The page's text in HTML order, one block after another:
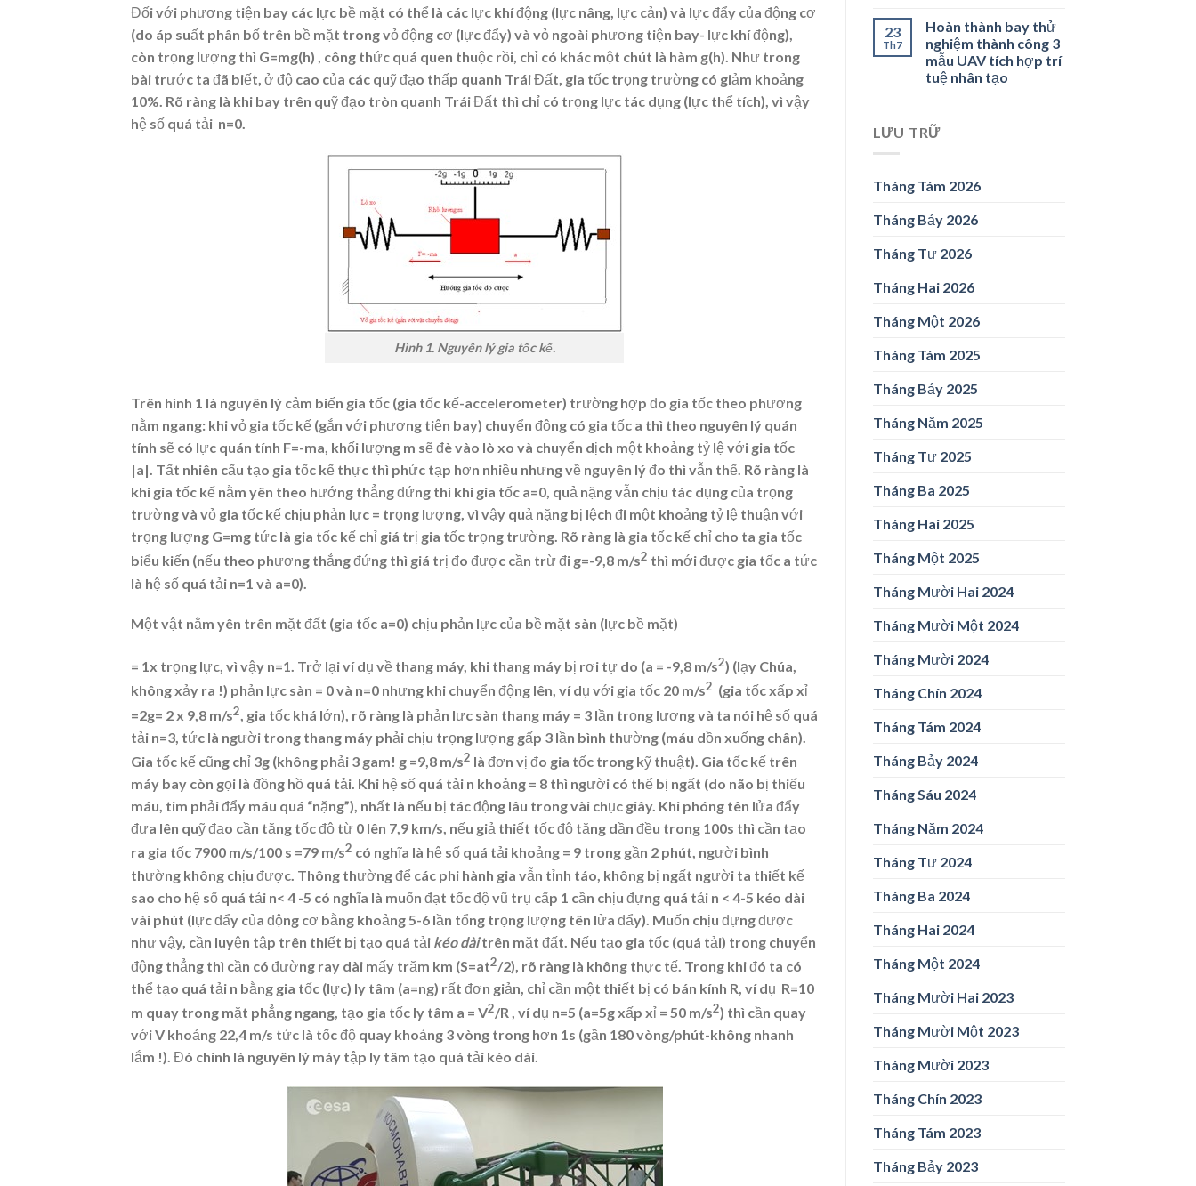
Đối với phương tiện bay các lực bề mặt có thể là các lực khí động (lực nâng, lực cản) và lực đẩy của động cơ
(do áp suất phân bố trên bề mặt trong vỏ động cơ (lực đẩy) và vỏ ngoài phương tiện bay- lực khí động),
còn trọng lượng thì G=mg(h) , công thức quá quen thuộc rồi, chỉ có khác một chút là hàm g(h). Như trong
bài trước ta đã biết, ở độ cao của các quỹ đạo thấp quanh Trái Đất, gia tốc trọng trường có giảm khoảng
10%. Rõ ràng là khi bay trên quỹ đạo tròn quanh Trái Đất thì chỉ có trọng lực tác dụng (lực thể tích), vì vậy
hệ số quá tải n=0.
Hình 1. Nguyên lý gia tốc kế.
Trên hình 1 là nguyên lý cảm biến gia tốc (gia tốc kế-accelerometer) trường hợp đo gia tốc theo phương
nằm ngang: khi vỏ gia tốc kế (gắn với phương tiện bay) chuyển động có gia tốc a thì theo nguyên lý quán
tính sẽ có lực quán tính F=-ma, khối lượng m sẽ đè vào lò xo và chuyển dịch một khoảng tỷ lệ với gia tốc
|a|. Tất nhiên cấu tạo gia tốc kế thực thì phức tạp hơn nhiều nhưng về nguyên lý đo thì vẫn thế. Rõ ràng là
khi gia tốc kế nằm yên theo hướng thẳng đứng thì khi gia tốc a=0, quả nặng vẫn chịu tác dụng của trọng
trường và vỏ gia tốc kế chịu phản lực = trọng lượng, vì vậy quả nặng bị lệch đi một khoảng tỷ lệ thuận với
trọng lượng G=mg tức là gia tốc kế chỉ giá trị gia tốc trọng trường. Rõ ràng là gia tốc kế chỉ cho ta gia tốc
biểu kiến (nếu theo phương thẳng đứng thì giá trị đo được cần trừ đi g=-9,8 m/s2 thì mới được gia tốc a tức
là hệ số quá tải n=1 và a=0).
Một vật nằm yên trên mặt đất (gia tốc a=0) chịu phản lực của bề mặt sàn (lực bề mặt)
= 1x trọng lực, vì vậy n=1. Trở lại ví dụ về thang máy, khi thang máy bị rơi tự do (a = -9,8 m/s2) (lạy Chúa,
không xảy ra !) phản lực sàn = 0 và n=0 nhưng khi chuyển động lên, ví dụ với gia tốc 20 m/s2 (gia tốc xấp xỉ
=2g= 2 x 9,8 m/s2, gia tốc khá lớn), rõ ràng là phản lực sàn thang máy = 3 lần trọng lượng và ta nói hệ số quá
tải n=3, tức là người trong thang máy phải chịu trọng lượng gấp 3 lần bình thường (máu dồn xuống chân).
Gia tốc kế cũng chỉ 3g (không phải 3 gam! g =9,8 m/s2 là đơn vị đo gia tốc trong kỹ thuật). Gia tốc kế trên
máy bay còn gọi là đồng hồ quá tải. Khi hệ số quá tải n khoảng = 8 thì người có thể bị ngất (do não bị thiếu
máu, tim phải đẩy máu quá “nặng”), nhất là nếu bị tác động lâu trong vài chục giây. Khi phóng tên lửa đẩy
đưa lên quỹ đạo cần tăng tốc độ từ 0 lên 7,9 km/s, nếu giả thiết tốc độ tăng dần đều trong 100s thì cần tạo
ra gia tốc 7900 m/s/100 s =79 m/s2 có nghĩa là hệ số quá tải khoảng = 9 trong gần 2 phút, người bình
thường không chịu được. Thông thường để các phi hành gia vẫn tỉnh táo, không bị ngất người ta thiết kế
sao cho hệ số quá tải n< 4 -5 có nghĩa là muốn đạt tốc độ vũ trụ cấp 1 cần chịu đựng quá tải n < 4-5 kéo dài
vài phút (lực đẩy của động cơ bằng khoảng 5-6 lần tổng trọng lượng tên lửa đẩy). Muốn chịu đựng được
như vậy, cần luyện tập trên thiết bị tạo quá tải kéo dàitrên mặt đất. Nếu tạo gia tốc (quá tải) trong chuyển
động thẳng thì cần có đường ray dài mấy trăm km (S=at2/2), rõ ràng là không thực tế. Trong khi đó ta có
thể tạo quá tải n bằng gia tốc (lực) ly tâm (a=ng) rất đơn giản, chỉ cần một thiết bị có bán kính R, ví dụ R=10
m quay trong mặt phẳng ngang, tạo gia tốc ly tâm a = V2/R , ví dụ n=5 (a=5g xấp xỉ = 50 m/s2) thì cần quay
với V khoảng 22,4 m/s tức là tốc độ quay khoảng 3 vòng trong hơn 1s (gần 180 vòng/phút-không nhanh
lắm !). Đó chính là nguyên lý máy tập ly tâm tạo quá tải kéo dài.
23
Th7
Hoàn thành bay thử
nghiệm thành công 3
mẫu UAV tích hợp trí
tuệ nhân tạo
LƯU TRỮ
Tháng Tám 2026
Tháng Bảy 2026
Tháng Tư 2026
Tháng Hai 2026
Tháng Một 2026
Tháng Tám 2025
Tháng Bảy 2025
Tháng Năm 2025
Tháng Tư 2025
Tháng Ba 2025
Tháng Hai 2025
Tháng Một 2025
Tháng Mười Hai 2024
Tháng Mười Một 2024
Tháng Mười 2024
Tháng Chín 2024
Tháng Tám 2024
Tháng Bảy 2024
Tháng Sáu 2024
Tháng Năm 2024
Tháng Tư 2024
Tháng Ba 2024
Tháng Hai 2024
Tháng Một 2024
Tháng Mười Hai 2023
Tháng Mười Một 2023
Tháng Mười 2023
Tháng Chín 2023
Tháng Tám 2023
Tháng Bảy 2023